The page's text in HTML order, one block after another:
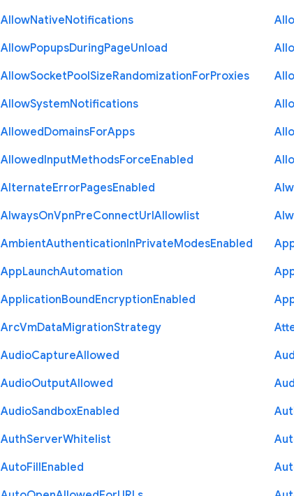
AllowNativeNotifications
AllowPopupsDuringPageUnload
AllowSocketPoolSizeRandomizationForProxies
AllowSystemNotifications
AllowedDomainsForApps
AllowedInputMethodsForceEnabled
AlternateErrorPagesEnabled
AlwaysOnVpnPreConnectUrlAllowlist
AmbientAuthenticationInPrivateModesEnabled
AppLaunchAutomation
ApplicationBoundEncryptionEnabled
ArcVmDataMigrationStrategy
AudioCaptureAllowed
AudioOutputAllowed
AudioSandboxEnabled
AuthServerWhitelist
AutoFillEnabled